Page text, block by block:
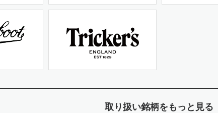
取り扱い銘柄をもっと見る